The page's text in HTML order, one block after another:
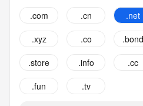
.com .cn .net
.xyz
.co .bond
.store
.info .cc
.fun
.tv